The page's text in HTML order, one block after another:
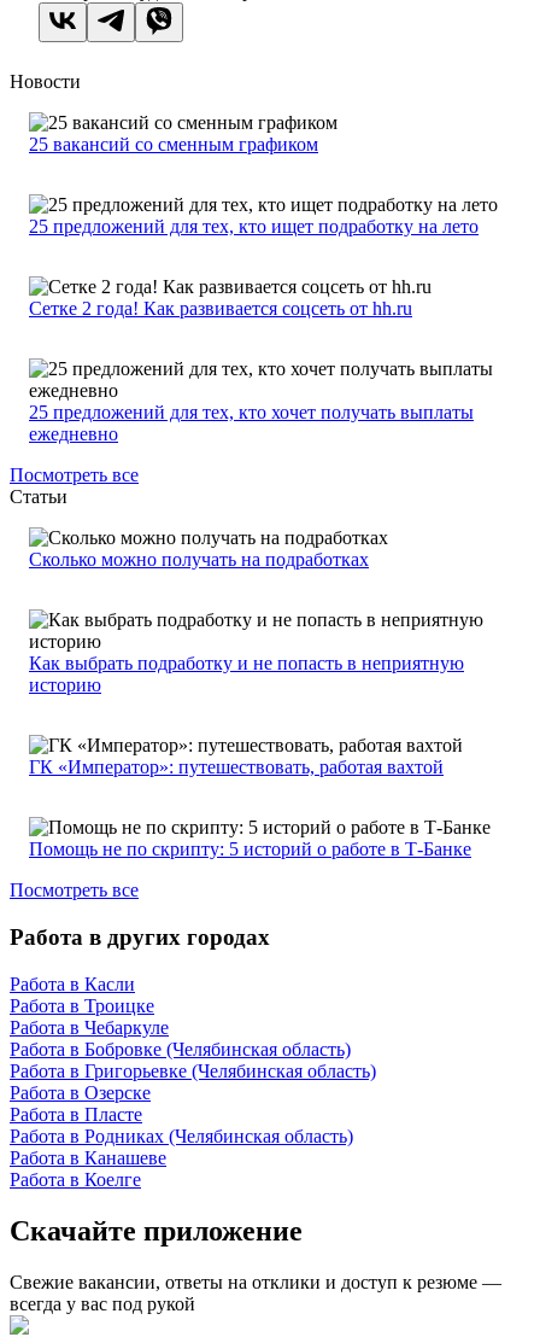
Новости
25 вакансий со сменным графиком
25 предложений для тех, кто ищет подработку на лето
Сетке 2 года! Как развивается соцсеть от hh.ru
25 предложений для тех, кто хочет получать выплаты
ежедневно
Посмотреть все
Статьи
Сколько можно получать на подработках
Как выбрать подработку и не попасть в неприятную
историю
ГК «Император»: путешествовать, работая вахтой
Помощь не по скрипту: 5 историй о работе в Т-Банке
Посмотреть все
Работа в других городах
Работа в Касли
Работа в Троицке
Работа в Чебаркуле
Работа в Бобровке (Челябинская область)
Работа в Григорьевке (Челябинская область)
Работа в Озерске
Работа в Пласте
Работа в Родниках (Челябинская область)
Работа в Канашеве
Работа в Коелге
Скачайте приложение
Свежие вакансии, ответы на отклики и доступ к резюме —
всегда у вас под рукой